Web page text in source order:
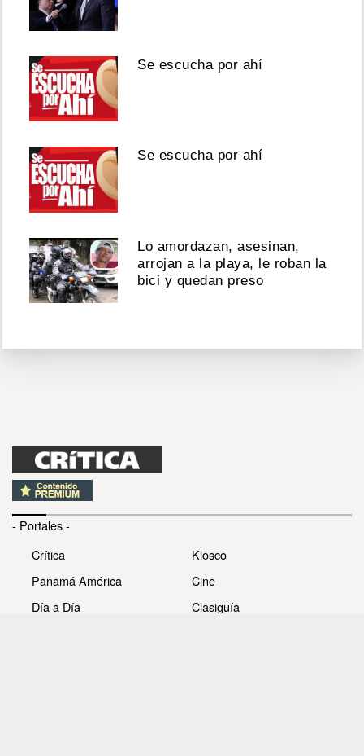
Se escucha por ahí
Se escucha por ahí
Lo amordazan, asesinan,
arrojan a la playa, le roban la
bici y quedan preso
- Portales -
Crítica
Panamá América
Día a Día
Kiosco
Cine
Clasiguía